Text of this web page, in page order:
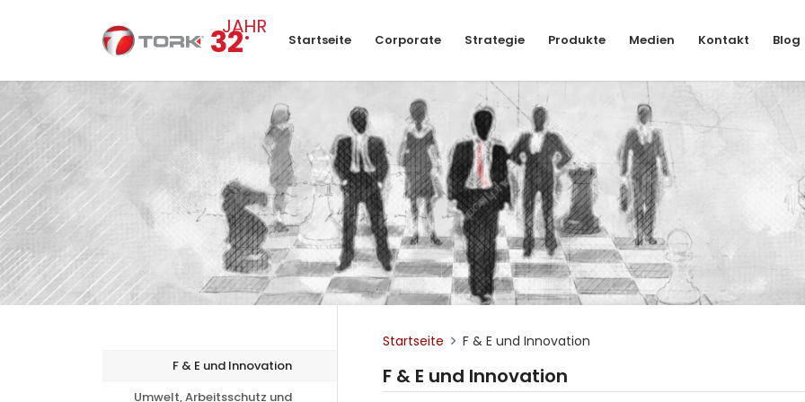
32.
JAHR
Startseite Corporate Strategie Produkte Medien Kontakt Blog
F & E und Innovation
Umwelt, Arbeitsschutz und
Startseite F & E und Innovation
F & E und Innovation